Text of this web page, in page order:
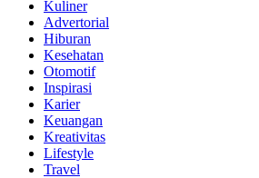
Kuliner
Advertorial
Hiburan
Kesehatan
Otomotif
Inspirasi
Karier
Keuangan
Kreativitas
Lifestyle
Travel